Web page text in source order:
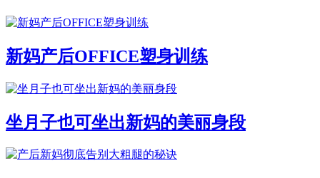
新妈产后OFFICE塑身训练
坐月子也可坐出新妈的美丽身段